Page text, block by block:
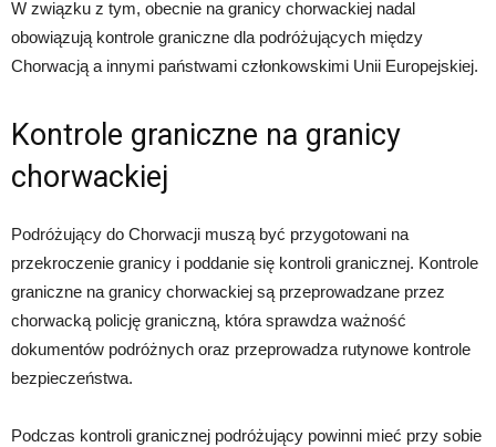
W związku z tym, obecnie na granicy chorwackiej nadal
obowiązują kontrole graniczne dla podróżujących między
Chorwacją a innymi państwami członkowskimi Unii Europejskiej.
Kontrole graniczne na granicy
chorwackiej
Podróżujący do Chorwacji muszą być przygotowani na
przekroczenie granicy i poddanie się kontroli granicznej. Kontrole
graniczne na granicy chorwackiej są przeprowadzane przez
chorwacką policję graniczną, która sprawdza ważność
dokumentów podróżnych oraz przeprowadza rutynowe kontrole
bezpieczeństwa.
Podczas kontroli granicznej podróżujący powinni mieć przy sobie